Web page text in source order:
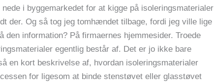
i byggemarkedet for at kigge på isoleringsmaterialer
der. Og så tog jeg tomhændet tilbage, fordi jeg ville lige
information? På firmaernes hjemmesider. Troede
egentlig består af. Det er jo ikke bare
en kort beskrivelse af, hvordan isoleringsmaterialer
for ligesom at binde stenstøvet eller glasstøvet